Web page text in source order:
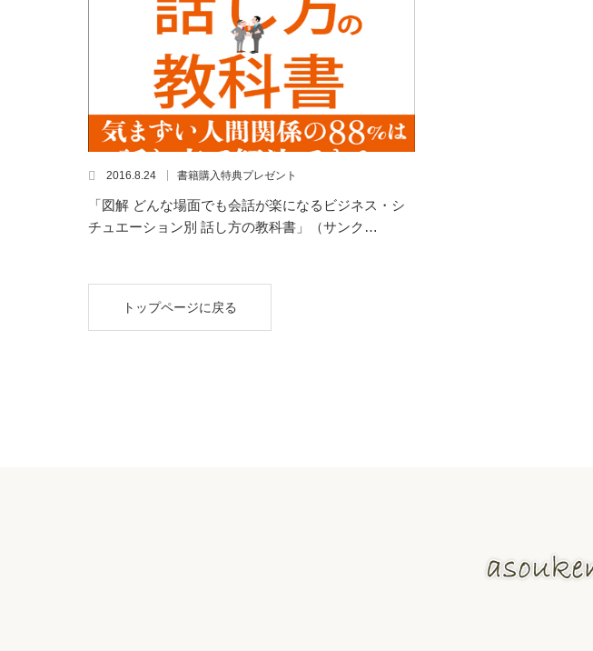
2016.8.24 書籍購入特典プレゼント
「図解 どんな場面でも会話が楽になるビジネス・シ
チュエーション別 話し方の教科書」（サンク…
トップページに戻る